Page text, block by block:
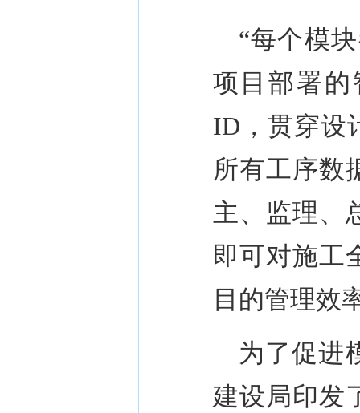
“每个模
项目部署
ID ，贯穿
所有工序数
主、监理、
即可对施工
目的管理效
为了促进
建设局印发